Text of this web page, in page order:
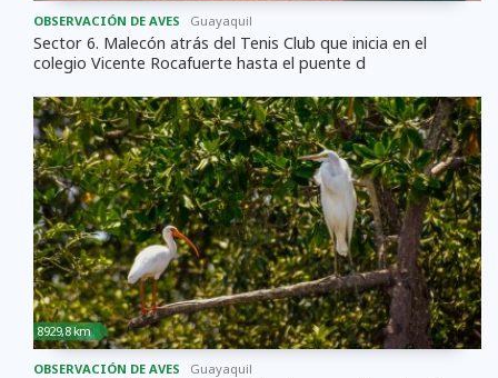
OBSERVACIÓN DE AVES Guayaquil
Sector 6. Malecón atrás del Tenis Club que inicia en el
colegio Vicente Rocafuerte hasta el puente d
8929,8 km
OBSERVACIÓN DE AVES Guayaquil